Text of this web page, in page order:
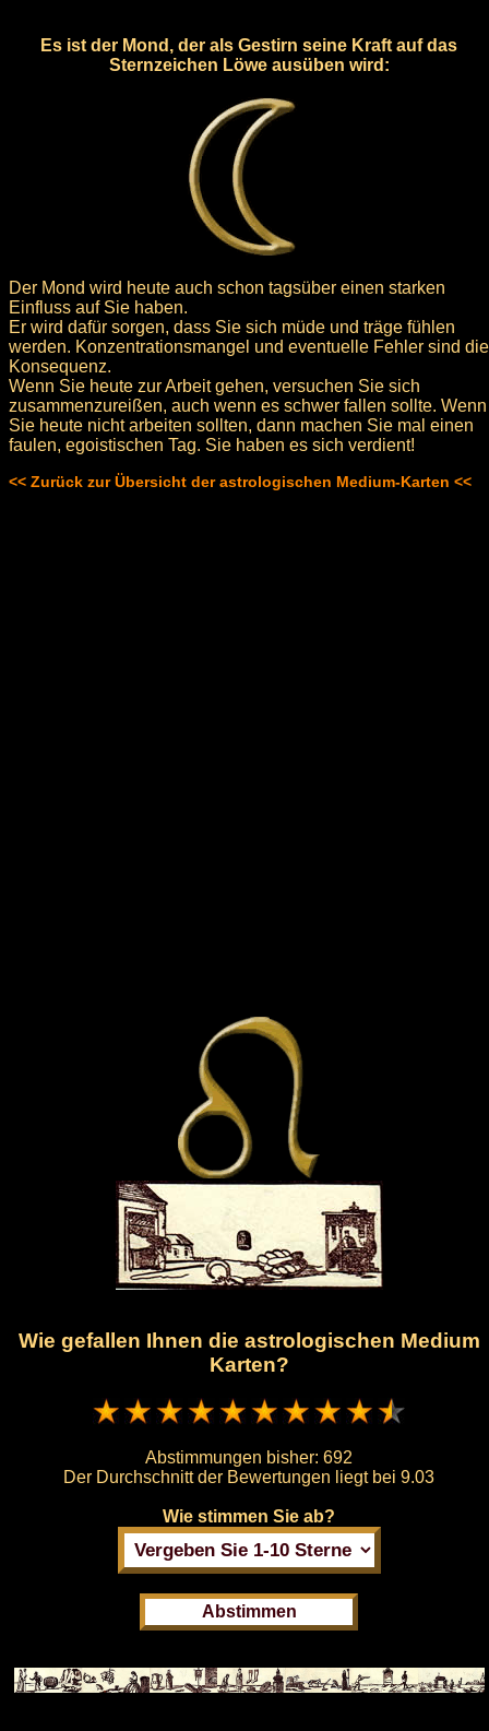
Es ist der Mond, der als Gestirn seine Kraft auf das
Sternzeichen Löwe ausüben wird:
Der Mond wird heute auch schon tagsüber einen starken
Einfluss auf Sie haben.
Er wird dafür sorgen, dass Sie sich müde und träge fühlen
werden. Konzentrationsmangel und eventuelle Fehler sind die
Konsequenz.
Wenn Sie heute zur Arbeit gehen, versuchen Sie sich
zusammenzureißen, auch wenn es schwer fallen sollte. Wenn
Sie heute nicht arbeiten sollten, dann machen Sie mal einen
faulen, egoistischen Tag. Sie haben es sich verdient!
<< Zurück zur Übersicht der astrologischen Medium-Karten <<
Wie gefallen Ihnen die astrologischen Medium
Karten?
Abstimmungen bisher: 692
Der Durchschnitt der Bewertungen liegt bei 9.03
Wie stimmen Sie ab?